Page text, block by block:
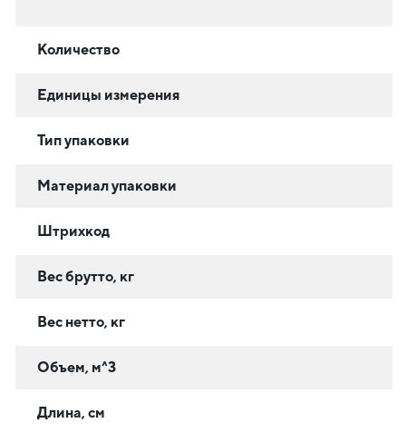
Количество
Единицы измерения
Тип упаковки
Материал упаковки
Штрихкод
Вес брутто, кг
Вес нетто, кг
Объем, м^3
Длина, см